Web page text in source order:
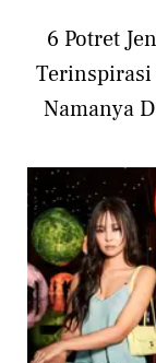
6 Potret
Terinspirasi
Namanya